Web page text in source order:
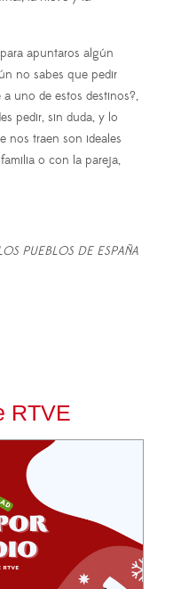
apuntaros algún
no sabes que pedir
uno de estos destinos?,
pedir, sin duda, y lo
nos traen son ideales
o con la pareja,
PUEBLOS DE ESPAÑA
RTVE